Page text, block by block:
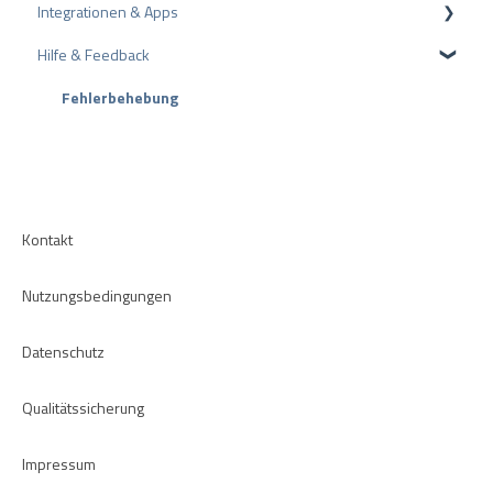
Tipps zu Bewertungen
Interne Umfragen
Bewertungsrichtlinien
Empfehlung
Integrationen & Apps
CMS-Plugins
CRM-Plugins
Hilfe & Feedback
Fehlerbehebung
Kontakt
Nutzungsbedingungen
Datenschutz
Qualitätssicherung
Impressum